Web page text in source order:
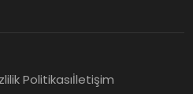
Politikasıİletişim